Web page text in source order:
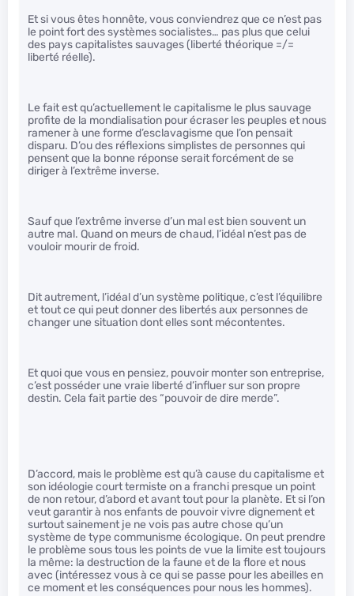
Et si vous êtes honnête, vous conviendrez que ce n’est pas
le point fort des systèmes socialistes… pas plus que celui
des pays capitalistes sauvages (liberté théorique =/=
liberté réelle).
Le fait est qu’actuellement le capitalisme le plus sauvage
profite de la mondialisation pour écraser les peuples et nous
ramener à une forme d’esclavagisme que l’on pensait
disparu. D’ou des réflexions simplistes de personnes qui
pensent que la bonne réponse serait forcément de se
diriger à l’extrême inverse.
Sauf que l’extrême inverse d’un mal est bien souvent un
autre mal. Quand on meurs de chaud, l’idéal n’est pas de
vouloir mourir de froid.
Dit autrement, l’idéal d’un système politique, c’est l’équilibre
et tout ce qui peut donner des libertés aux personnes de
changer une situation dont elles sont mécontentes.
Et quoi que vous en pensiez, pouvoir monter son entreprise,
c’est posséder une vraie liberté d’influer sur son propre
destin. Cela fait partie des “pouvoir de dire merde”.
D’accord, mais le problème est qu’à cause du capitalisme et
son idéologie court termiste on a franchi presque un point
de non retour, d’abord et avant tout pour la planète. Et si l’on
veut garantir à nos enfants de pouvoir vivre dignement et
surtout sainement je ne vois pas autre chose qu’un
système de type communisme écologique. On peut prendre
le problème sous tous les points de vue la limite est toujours
la même: la destruction de la faune et de la flore et nous
avec (intéressez vous à ce qui se passe pour les abeilles en
ce moment et les conséquences pour nous les hommes).